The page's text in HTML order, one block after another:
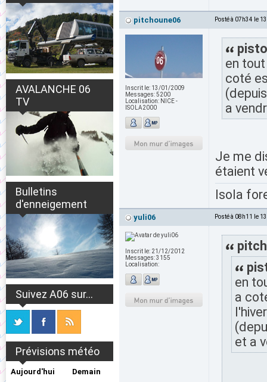
AVALANCHE 06
TV
Bulletins
d'enneigement
Suivez A06 sur...
Prévisions météo
Aujourd'hui Demain
pitchoune06 Posté à 07h34 le
Inscrit le: 13/01/2009
Messages:5200
Localisation: NICE -
ISOLA2000
en
coté
a
Je me
étaient
Isola
yuli06 Posté à 08h11 le
Inscrit le: 21/12/2012
Messages:3155
Localisation:
en
a
et a